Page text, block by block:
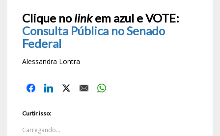
Clique nolinkem azul e VOTE:
Consulta Pública no Senado
Federal
Alessandra Lontra
Curtir isso:
Carregando...